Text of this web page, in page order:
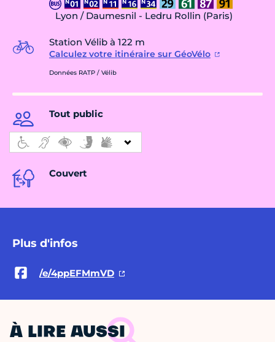
Lyon / Daumesnil - Ledru Rollin (Paris)
Station Vélib à 122 m
Calculez votre itinéraire sur GéoVélo
Données RATP / Vélib
Tout public
Couvert
Plus d'infos
/e/4ppEFMmVD
À LIRE AUSSI